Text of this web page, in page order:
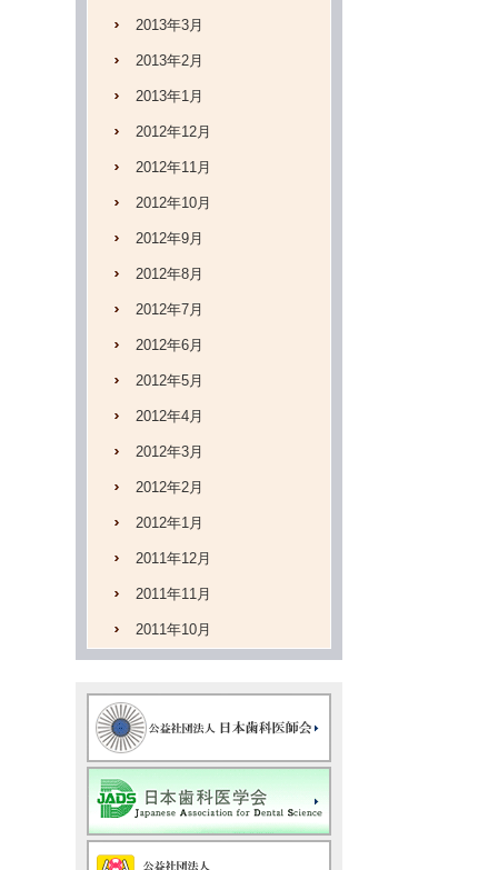
2013年3月
2013年2月
2013年1月
2012年12月
2012年11月
2012年10月
2012年9月
2012年8月
2012年7月
2012年6月
2012年5月
2012年4月
2012年3月
2012年2月
2012年1月
2011年12月
2011年11月
2011年10月